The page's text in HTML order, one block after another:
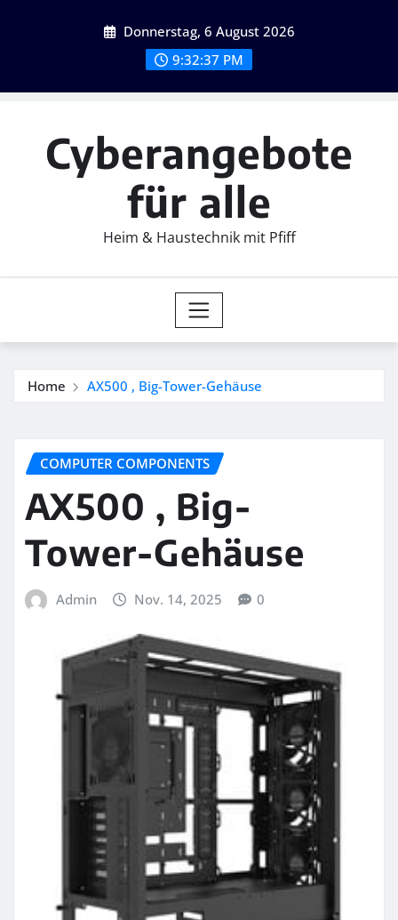
Donnerstag, 6 August 2026
9:32:38 PM
Cyberangebote
für alle
Heim & Haustechnik mit Pfiff
Home AX500 , Big-Tower-Gehäuse
COMPUTER COMPONENTS
AX500 , Big-
Tower-Gehäuse
Admin Nov. 14, 2025 0